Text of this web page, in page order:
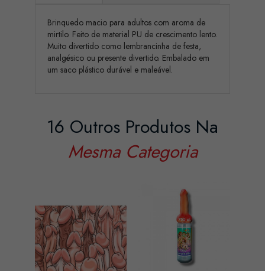
Brinquedo macio para adultos com aroma de
mirtilo. Feito de material PU de crescimento lento.
Muito divertido como lembrancinha de festa,
analgésico ou presente divertido. Embalado em
um saco plástico durável e maleável.
16 Outros Produtos Na
Mesma Categoria